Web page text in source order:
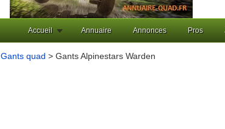
Accueil Annuaire Annonces Pros
Gants quad > Gants Alpinestars Warden